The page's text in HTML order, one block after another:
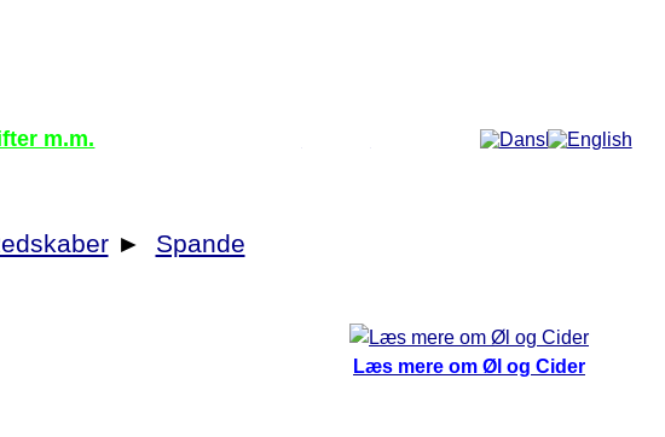
m.m.
► Spande
Læs mere om Øl og Cider